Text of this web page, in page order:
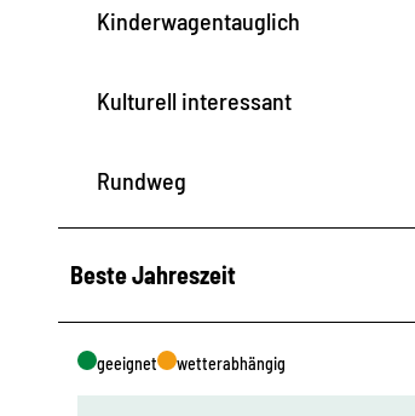
Kinderwagentauglich
Kulturell interessant
Rundweg
Beste Jahreszeit
geeignet wetterabhängig